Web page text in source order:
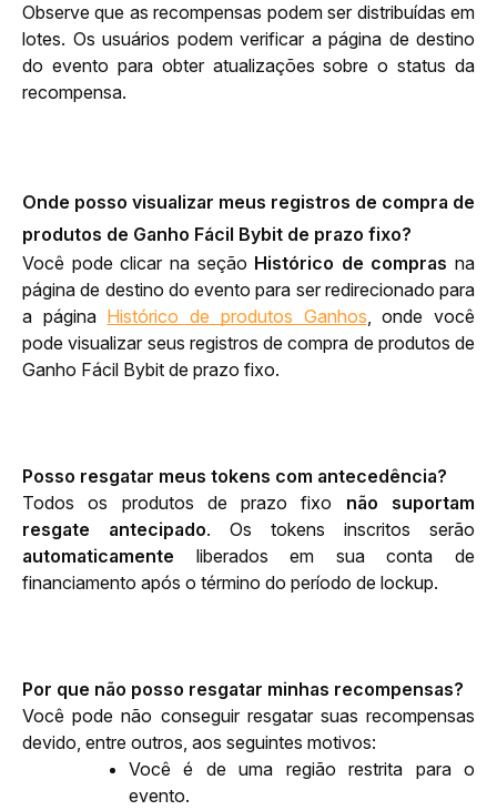
Observe que as recompensas podem ser distribuídas em
lotes. Os usuários podem verificar a página de destino
do evento para obter atualizações sobre o status da
recompensa.
Onde posso visualizar meus registros de compra de
produtos de Ganho Fácil Bybit de prazo fixo?
Você pode clicar na seção Histórico de compras na
página de destino do evento para ser redirecionado para
a página Histórico de produtos Ganhos, onde você
pode visualizar seus registros de compra de produtos de
Ganho Fácil Bybit de prazo fixo.
Posso resgatar meus tokens com antecedência?
Todos os produtos de prazo fixo não suportam
resgate antecipado
automaticamente liberados em sua conta de
financiamento após o término do período de lockup.
Por que não posso resgatar minhas recompensas?
Você pode não conseguir resgatar suas recompensas
devido, entre outros, aos seguintes motivos:
Você é de uma região restrita para o
evento.